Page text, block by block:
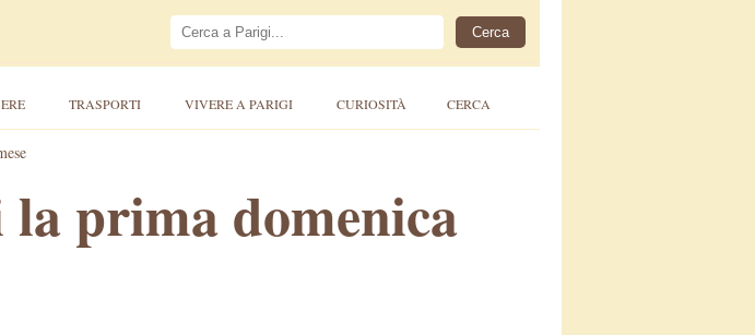
TRASPORTI VIVERE A PARIGI CURIOSITÀ CERCA
prima domenica